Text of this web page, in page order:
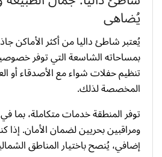
يُضاهى
يُعتبر شاطئ داليا من أكثر الأماكن
بمساحاته الشاسعة التي توفر
تنظيم حفلات شواء مع الأصدقاء أو
المخصصة لذلك.
توفر المنطقة خدمات متكاملة، بما
ومراقبين بحريين لضمان الأمان.
إضافي، يُنصح باختيار المناطق